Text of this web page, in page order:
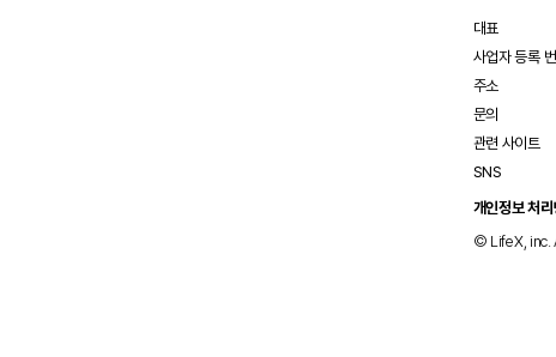
대표
사업자 등록
주소
문의
관련 사이트
SNS
개인정보 처리
© LifeX, inc.